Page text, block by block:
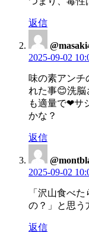
返信
2025-09-02
味の素アン
れた事😊洗脳
も適量で❤サ
かな？
返信
2025-09-02
「沢山食べ
の？」と思う
返信